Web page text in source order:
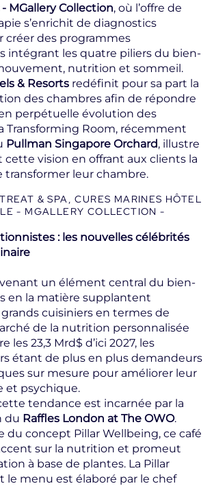
MGallery Collection, où l’offre de
s’enrichit de diagnostics
créer des programmes
intégrant les quatre piliers du bien-
nutrition et sommeil.
& Resorts redéfinit pour sa part la
des chambres afin de répondre
perpétuelle évolution des
Transforming Room, récemment
Pullman Singapore Orchard, illustre
vision en offrant aux clients la
transformer leur chambre.
& SPA, CURES MARINES HÔTEL
- MGALLERY COLLECTION -
: les nouvelles célébrités
un élément central du bien-
en la matière supplantent
grands cuisiniers en termes de
de la nutrition personnalisée
les 23,3 Mrd$ d’ici 2027, les
étant de plus en plus demandeurs
sur mesure pour améliorer leur
et psychique.
tendance est incarnée par la
du Raffles London at The OWO.
du concept Pillar Wellbeing, ce café
sur la nutrition et promeut
à base de plantes. La Pillar
le menu est élaboré par le chef